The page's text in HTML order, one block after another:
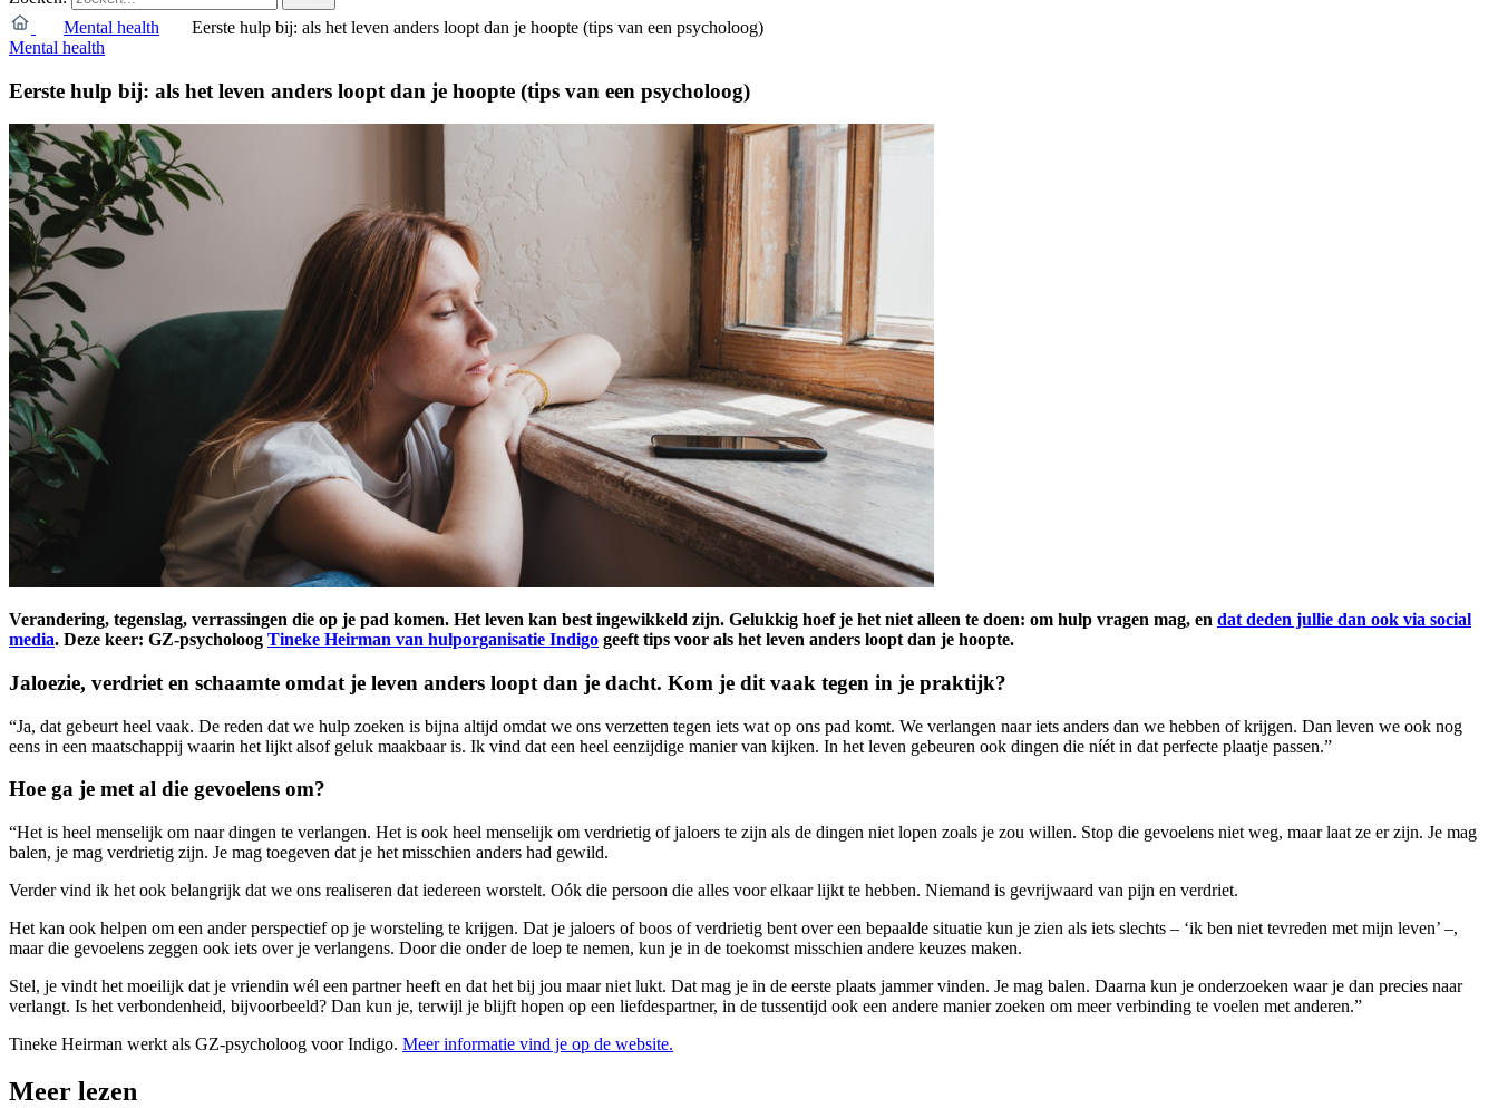
Mental health
Eerste hulp bij: als het leven anders loopt dan je hoopte (tips van een psycholoog)
Mental health
Eerste hulp bij: als het leven anders loopt dan je hoopte (tips van een psycholoog)
Verandering, tegenslag, verrassingen die op je pad komen. Het leven kan best ingewikkeld zijn. Gelukkig hoef je het niet alleen te doen: om hulp vragen mag, en dat deden jullie dan ook via social
media. Deze keer: GZ-psycholoog Tineke Heirman van hulporganisatie Indigo geeft tips voor als het leven anders loopt dan je hoopte.
Jaloezie, verdriet en schaamte omdat je leven anders loopt dan je dacht. Kom je dit vaak tegen in je praktijk?
“Ja, dat gebeurt heel vaak. De reden dat we hulp zoeken is bijna altijd omdat we ons verzetten tegen iets wat op ons pad komt. We verlangen naar iets anders dan we hebben of krijgen. Dan leven we ook nog
eens in een maatschappij waarin het lijkt alsof geluk maakbaar is. Ik vind dat een heel eenzijdige manier van kijken. In het leven gebeuren ook dingen die níét in dat perfecte plaatje passen.”
Hoe ga je met al die gevoelens om?
“Het is heel menselijk om naar dingen te verlangen. Het is ook heel menselijk om verdrietig of jaloers te zijn als de dingen niet lopen zoals je zou willen. Stop die gevoelens niet weg, maar laat ze er zijn. Je mag
balen, je mag verdrietig zijn. Je mag toegeven dat je het misschien anders had gewild.
Verder vind ik het ook belangrijk dat we ons realiseren dat iedereen worstelt. Oók die persoon die alles voor elkaar lijkt te hebben. Niemand is gevrijwaard van pijn en verdriet.
Het kan ook helpen om een ander perspectief op je worsteling te krijgen. Dat je jaloers of boos of verdrietig bent over een bepaalde situatie kun je zien als iets slechts – ‘ik ben niet tevreden met mijn leven’ –,
maar die gevoelens zeggen ook iets over je verlangens. Door die onder de loep te nemen, kun je in de toekomst misschien andere keuzes maken.
Stel, je vindt het moeilijk dat je vriendin wél een partner heeft en dat het bij jou maar niet lukt. Dat mag je in de eerste plaats jammer vinden. Je mag balen. Daarna kun je onderzoeken waar je dan precies naar
verlangt. Is het verbondenheid, bijvoorbeeld? Dan kun je, terwijl je blijft hopen op een liefdespartner, in de tussentijd ook een andere manier zoeken om meer verbinding te voelen met anderen.”
Tineke Heirman werkt als GZ-psycholoog voor Indigo. Meer informatie vind je op de website.
Meer lezen